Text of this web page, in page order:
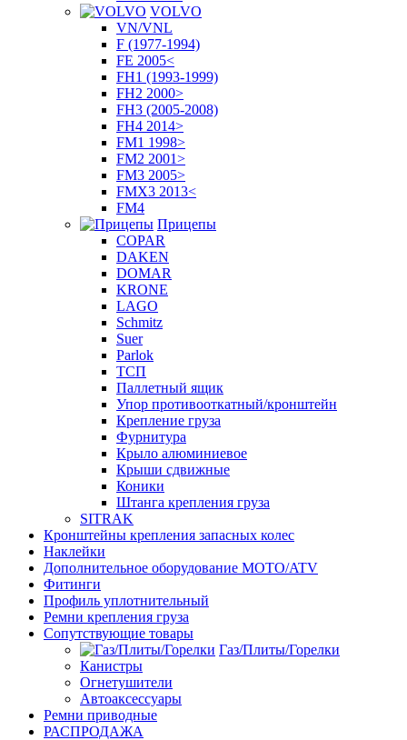
VOLVO
VN/VNL
F (1977-1994)
FE 2005<
FH1 (1993-1999)
FH2 2000>
FH3 (2005-2008)
FH4 2014>
FM1 1998>
FM2 2001>
FM3 2005>
FMX3 2013<
FM4
Прицепы
COPAR
DAKEN
DOMAR
KRONE
LAGO
Schmitz
Suer
Parlok
ТСП
Паллетный ящик
Упор противооткатный/кронштейн
Крепление груза
Фурнитура
Крыло алюминиевое
Крыши сдвижные
Коники
Штанга крепления груза
SITRAK
Кронштейны крепления запасных колес
Наклейки
Дополнительное оборудование MOTO/ATV
Фитинги
Профиль уплотнительный
Ремни крепления груза
Сопутствующие товары
Газ/Плиты/Горелки
Канистры
Огнетушители
Автоаксессуары
Ремни приводные
РАСПРОДАЖА